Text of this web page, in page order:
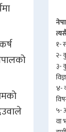
१-
२-
३-
४-
५-
वा